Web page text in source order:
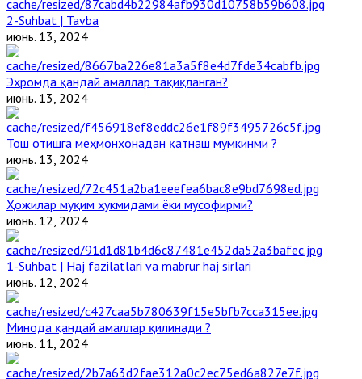
2-Suhbat | Tavba
июнь. 13, 2024
Эҳромда қандай амаллар тақиқланган?
июнь. 13, 2024
Тош отишга меҳмонхонадан қатнаш мумкинми ?
июнь. 13, 2024
Ҳожилар муқим ҳукмидами ёки мусофирми?
июнь. 12, 2024
1-Suhbat | Haj fazilatlari va mabrur haj sirlari
июнь. 12, 2024
Минода қандай амаллар қилинади ?
июнь. 11, 2024